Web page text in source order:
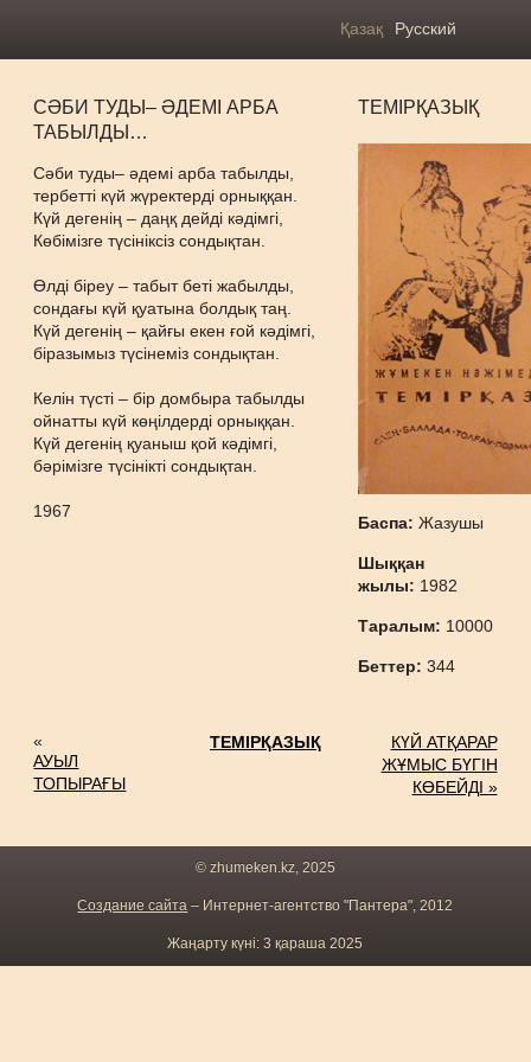
Қазақ Русский
СӘБИ ТУДЫ– ӘДЕМІ АРБА
ТАБЫЛДЫ…
Сәби туды– әдемі арба табылды,
тербетті күй жүректерді орныққан.
Күй дегенің – даңқ дейді кәдімгі,
Көбімізге түсініксіз сондықтан.
Өлді біреу – табыт беті жабылды,
сондағы күй қуатына болдық таң.
Күй дегенің – қайғы екен ғой кәдімгі,
біразымыз түсінеміз сондықтан.
Келін түсті – бір домбыра табылды
ойнатты күй көңілдерді орныққан.
Күй дегенің қуаныш қой кәдімгі,
бәрімізге түсінікті сондықтан.
1967
ТЕМІРҚАЗЫҚ
Баспа:Жазушы
Шыққан
жылы: 1982
Таралым: 10000
Беттер:344
«
АУЫЛ
ТОПЫРАҒЫ
ТЕМІРҚАЗЫҚ
КҮЙ АТҚАРАР
ЖҰМЫС БҮГІН
КӨБЕЙДІ »
© zhumeken.kz, 2025
Создание сайта – Интернет-агентство "Пантера", 2012
Жаңарту күні: 3 қараша 2025